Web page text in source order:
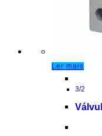
Ler mais
3/2